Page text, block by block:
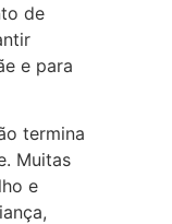
de
e para
termina
Muitas
e